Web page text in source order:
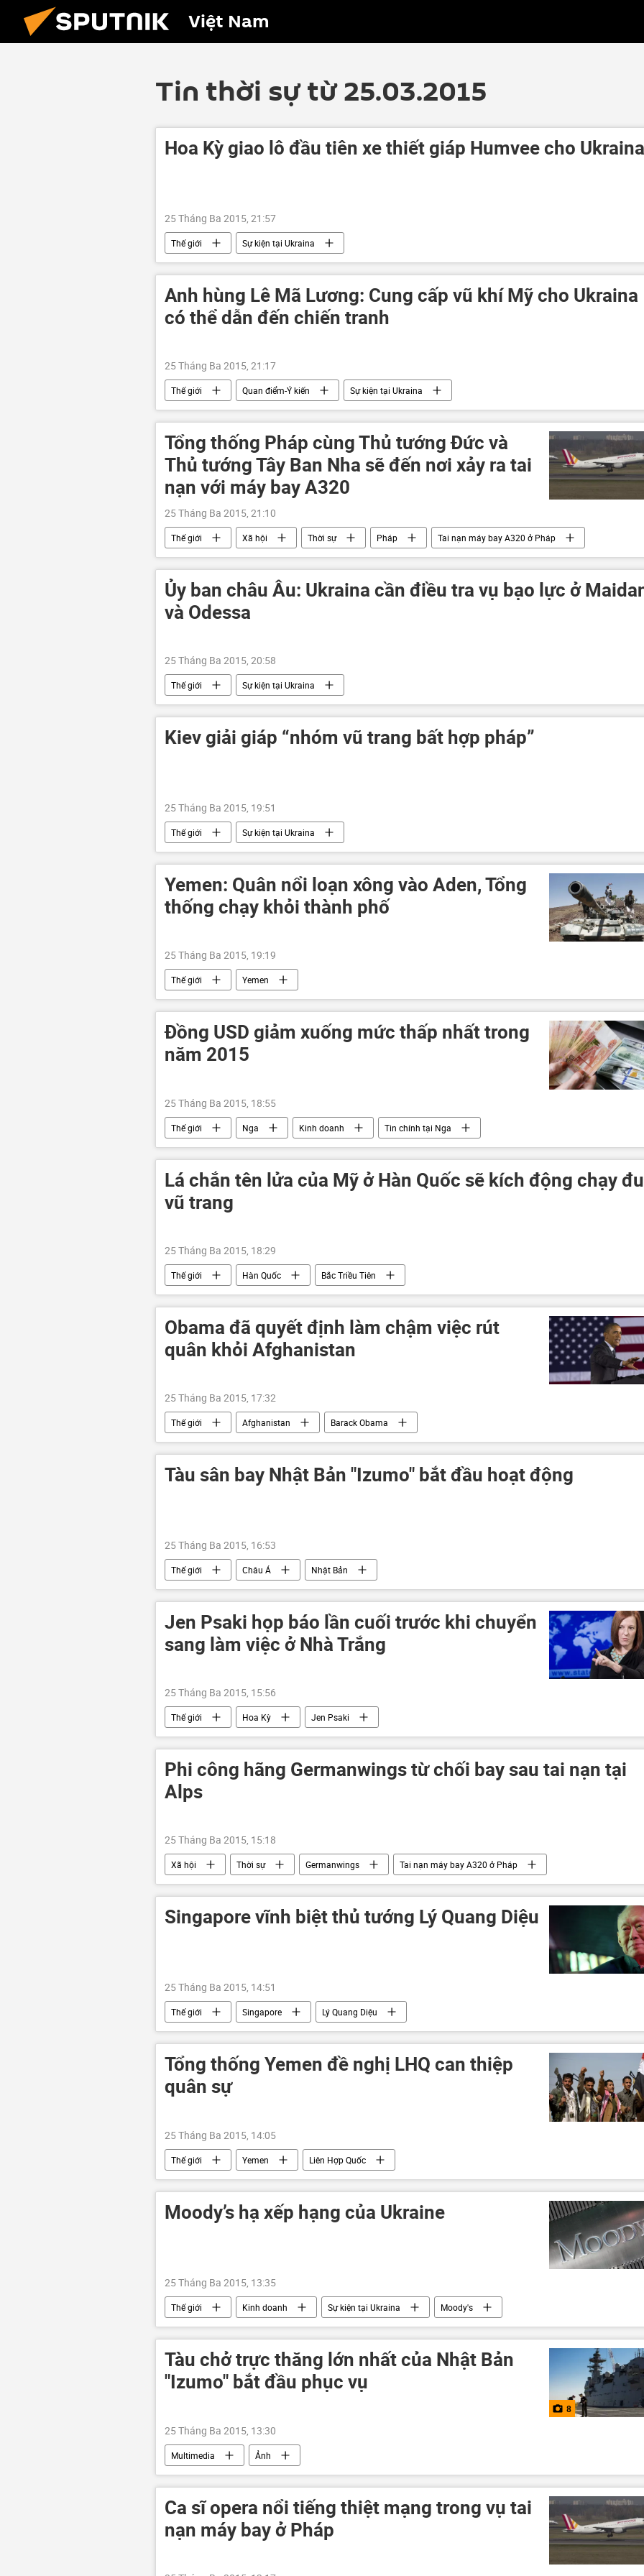
Việt Nam
Tin thời sự từ 25.03.2015
Hoa Kỳ giao lô đầu tiên xe thiết giáp Humvee cho Ukraina
25 Tháng Ba 2015, 21:57
Thế giới Sự kiện tại Ukraina
Anh hùng Lê Mã Lương: Cung cấp vũ khí Mỹ cho Ukraina
có thể dẫn đến chiến tranh
25 Tháng Ba 2015, 21:17
Thế giới Quan điểm-Ý kiến Sự kiện tại Ukraina
Tổng thống Pháp cùng Thủ tướng Đức và
Thủ tướng Tây Ban Nha sẽ đến nơi xảy ra tai
nạn với máy bay A320
25 Tháng Ba 2015, 21:10
Thế giới Xã hội Thời sự Pháp Tai nạn máy bay A320 ở Pháp
Ủy ban châu Âu: Ukraina cần điều tra vụ bạo lực ở
và Odessa
25 Tháng Ba 2015, 20:58
Thế giới Sự kiện tại Ukraina
Kiev giải giáp “nhóm vũ trang bất hợp pháp”
25 Tháng Ba 2015, 19:51
Thế giới Sự kiện tại Ukraina
Yemen: Quân nổi loạn xông vào Aden, Tổng
thống chạy khỏi thành phố
25 Tháng Ba 2015, 19:19
Thế giới Yemen
Đồng USD giảm xuống mức thấp nhất trong
năm 2015
25 Tháng Ba 2015, 18:55
Thế giới Nga Kinh doanh Tin chính tại Nga
Lá chắn tên lửa của Mỹ ở Hàn Quốc sẽ kích động chạy
vũ trang
25 Tháng Ba 2015, 18:29
Thế giới Hàn Quốc Bắc Triều Tiên
Obama đã quyết định làm chậm việc rút
quân khỏi Afghanistan
25 Tháng Ba 2015, 17:32
Thế giới Afghanistan Barack Obama
Tàu sân bay Nhật Bản "Izumo" bắt đầu hoạt động
25 Tháng Ba 2015, 16:53
Thế giới Châu Á Nhật Bản
Jen Psaki họp báo lần cuối trước khi chuyển
sang làm việc ở Nhà Trắng
25 Tháng Ba 2015, 15:56
Thế giới Hoa Kỳ Jen Psaki
Phi công hãng Germanwings từ chối bay sau tai nạn tại
Alps
25 Tháng Ba 2015, 15:18
Xã hội Thời sự Germanwings
Tai nạn máy bay A320 ở Pháp
hàng không
máy bay
Singapore vĩnh biệt thủ tướng Lý Quang Diệu
25 Tháng Ba 2015, 14:51
Thế giới Singapore Lý Quang Diệu
Tổng thống Yemen đề nghị LHQ can thiệp
quân sự
25 Tháng Ba 2015, 14:05
Thế giới Yemen Liên Hợp Quốc
Moody’s hạ xếp hạng của Ukraine
25 Tháng Ba 2015, 13:35
Thế giới Kinh doanh Sự kiện tại Ukraina Moody's
Tàu chở trực thăng lớn nhất của Nhật Bản
"Izumo" bắt đầu phục vụ
8
25 Tháng Ba 2015, 13:30
Multimedia Ảnh
Ca sĩ opera nổi tiếng thiệt mạng trong vụ tai
nạn máy bay ở Pháp